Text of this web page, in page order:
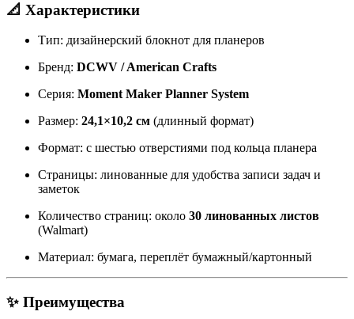
📐 Характеристики
Тип: дизайнерский блокнот для планеров
Бренд: DCWV / American Crafts
Серия: Moment Maker Planner System
Размер: 24,1×10,2 см (длинный формат)
Формат: с шестью отверстиями под кольца планера
Страницы: линованные для удобства записи задач и
заметок
Количество страниц: около 30 линованных листов
(Walmart)
Материал: бумага, переплёт бумажный/картонный
✨ Преимущества